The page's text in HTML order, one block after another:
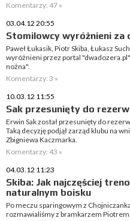
Komentarzy: 47 »
03.04.12 20:55
Stomilowcy wyróżnieni za
Paweł Łukasik, Piotr Skiba, Łukasz
wyróżnieni przez portal
nożna".
Komentarzy: 3 »
10.03.12 11:55
Sak przesunięty do rezerw
Erwin Sak został przesunięty do
Taką decyzję podjął zarząd klubu na
Zbigniewa Kaczmarka.
Komentarzy: 43 »
04.03.12 11:23
Skiba: Jak najczęściej
naturalnym boisku
Po meczu sparingowym z
rozmawialiśmy z bramkarzem Piotrem